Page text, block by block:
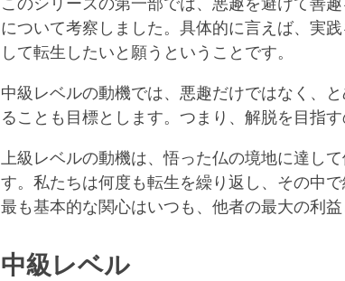
このシリーズの第一部では、悪趣を避けて善
について考察しました。具体的に言えば、実
して転生したいと願うということです。
中級レベルの動機では、悪趣だけではなく、
ることも目標とします。つまり、解脱を目指す
上級レベルの動機は、悟った仏の境地に達し
す。私たちは何度も転生を繰り返し、その中
最も基本的な関心はいつも、他者の最大の利益
中級レベル